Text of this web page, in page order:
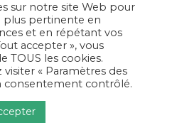
Forum
sur notre site Web pour
plus pertinente en
et en répétant vos
accepter », vous
TOUS les cookies.
« Paramètres des
consentement contrôlé.